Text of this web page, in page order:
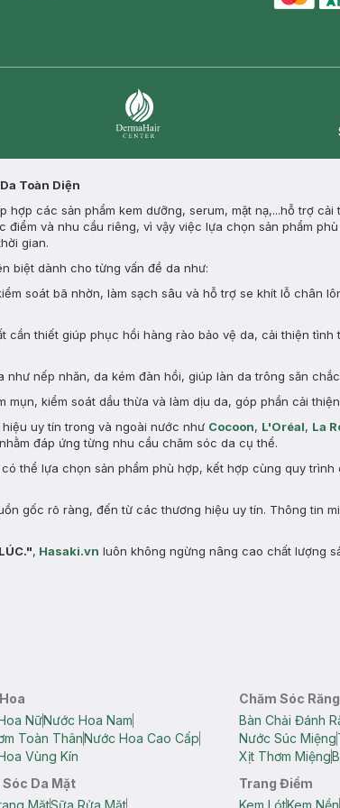
Toàn Diện
hợp các sản phẩm kem dưỡng, serum, mặt nạ,...hỗ trợ
điểm và nhu cầu riêng, vì vậy việc lựa chọn sản phẩm
gian.
biệt dành cho từng vấn đề da như:
soát bã nhờn, làm sạch sâu và hỗ trợ se khít lỗ chân
cần thiết giúp phục hồi hàng rào bảo vệ da, cải thiện
như nếp nhăn, da kém đàn hồi, giúp làn da trông săn
mụn, kiểm soát dầu thừa và làm dịu da, góp phần cải
uy tín trong và ngoài nước như Cocoon, L'Oréal, La
đáp ứng từng nhu cầu chăm sóc da cụ thể.
thể lựa chọn sản phẩm phù hợp, kết hợp cùng quy
gốc rõ ràng, đến từ các thương hiệu uy tín. Thông tin
, Hasaki.vn luôn không ngừng nâng cao chất lượng
NữNước Hoa Nam
Toàn ThânNước Hoa Cao Cấp
Vùng Kín
Chăm Sóc
Bàn Chải Đánh
Nước Súc Miệng
Xịt Thơm Miệng
Sóc Da Mặt
MặtSữa Rửa Mặt
Trang Điểm
Kem LótKem Nền